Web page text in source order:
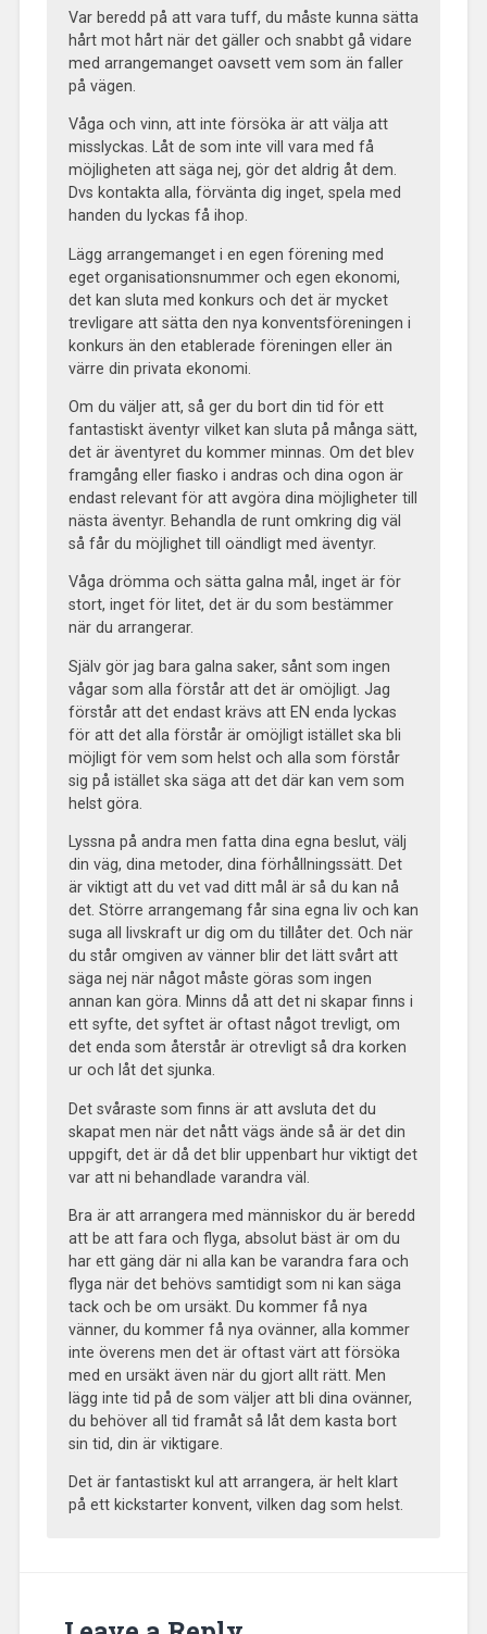
Var beredd på att vara tuff, du måste kunna sätta
hårt mot hårt när det gäller och snabbt gå vidare
med arrangemanget oavsett vem som än faller
på vägen.
Våga och vinn, att inte försöka är att välja att
misslyckas. Låt de som inte vill vara med få
möjligheten att säga nej, gör det aldrig åt dem.
Dvs kontakta alla, förvänta dig inget, spela med
handen du lyckas få ihop.
Lägg arrangemanget i en egen förening med
eget organisationsnummer och egen ekonomi,
det kan sluta med konkurs och det är mycket
trevligare att sätta den nya konventsföreningen i
konkurs än den etablerade föreningen eller än
värre din privata ekonomi.
Om du väljer att, så ger du bort din tid för ett
fantastiskt äventyr vilket kan sluta på många sätt,
det är äventyret du kommer minnas. Om det blev
framgång eller fiasko i andras och dina ogon är
endast relevant för att avgöra dina möjligheter till
nästa äventyr. Behandla de runt omkring dig väl
så får du möjlighet till oändligt med äventyr.
Våga drömma och sätta galna mål, inget är för
stort, inget för litet, det är du som bestämmer
när du arrangerar.
Själv gör jag bara galna saker, sånt som ingen
vågar som alla förstår att det är omöjligt. Jag
förstår att det endast krävs att EN enda lyckas
för att det alla förstår är omöjligt istället ska bli
möjligt för vem som helst och alla som förstår
sig på istället ska säga att det där kan vem som
helst göra.
Lyssna på andra men fatta dina egna beslut, välj
din väg, dina metoder, dina förhållningssätt. Det
är viktigt att du vet vad ditt mål är så du kan nå
det. Större arrangemang får sina egna liv och kan
suga all livskraft ur dig om du tillåter det. Och när
du står omgiven av vänner blir det lätt svårt att
säga nej när något måste göras som ingen
annan kan göra. Minns då att det ni skapar finns i
ett syfte, det syftet är oftast något trevligt, om
det enda som återstår är otrevligt så dra korken
ur och låt det sjunka.
Det svåraste som finns är att avsluta det du
skapat men när det nått vägs ände så är det din
uppgift, det är då det blir uppenbart hur viktigt det
var att ni behandlade varandra väl.
Bra är att arrangera med människor du är beredd
att be att fara och flyga, absolut bäst är om du
har ett gäng där ni alla kan be varandra fara och
flyga när det behövs samtidigt som ni kan säga
tack och be om ursäkt. Du kommer få nya
vänner, du kommer få nya ovänner, alla kommer
inte överens men det är oftast värt att försöka
med en ursäkt även när du gjort allt rätt. Men
lägg inte tid på de som väljer att bli dina ovänner,
du behöver all tid framåt så låt dem kasta bort
sin tid, din är viktigare.
Det är fantastiskt kul att arrangera, är helt klart
på ett kickstarter konvent, vilken dag som helst.